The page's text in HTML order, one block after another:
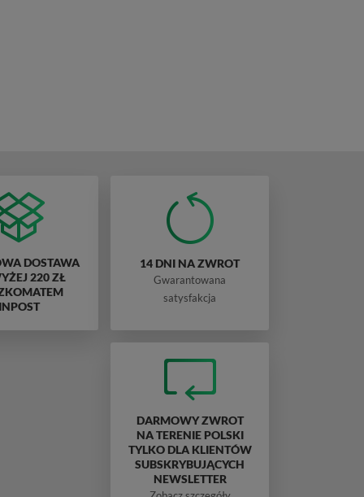
DOSTAWA
220 ZŁ
INPOST
14 DNI NA ZWROT
Gwarantowana
satysfakcja
DARMOWY ZWROT
NA TERENIE POLSKI
TYLKO DLA KLIENTÓW
SUBSKRYBUJĄCYCH
NEWSLETTER